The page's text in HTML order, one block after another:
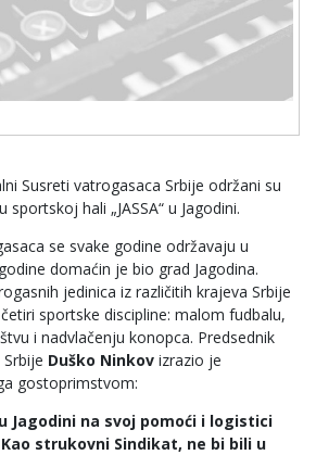
Susreti vatrogasaca Srbije održani su
hali „JASSA“ u Jagodini.
se svake godine održavaju u
domaćin je bio grad Jagodina.
jedinica iz različitih krajeva Srbije
sportske discipline: malom fudbalu,
i nadvlačenju konopca. Predsednik
Duško Ninkov izrazio je
gostoprimstvom:
Jagodini na svoj pomoći i logistici
strukovni Sindikat, ne bi bili u